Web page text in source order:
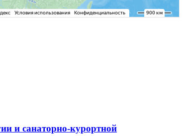
и санаторно-курортной